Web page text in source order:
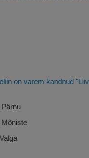
on varem kandnud
Pärnu
Mõniste